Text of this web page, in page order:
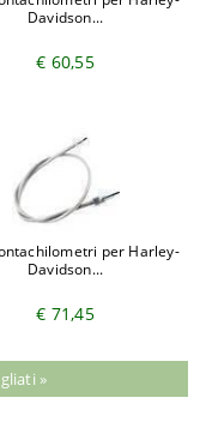
Davidson...
€ 60,55
per Harley-
Davidson...
€ 71,45
»